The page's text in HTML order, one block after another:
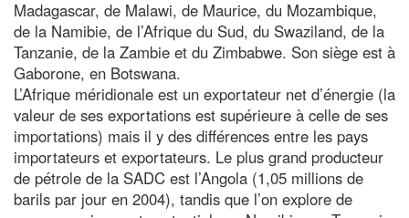
Madagascar, de Malawi, de Maurice, du Mozambique,
de la Namibie, de l’Afrique du Sud, du Swaziland, de la
Tanzanie, de la Zambie et du Zimbabwe. Son siège est à
Gaborone, en Botswana.
L’Afrique méridionale est un exportateur net d’énergie (la
valeur de ses exportations est supérieure à celle de ses
importations) mais il y des différences entre les pays
importateurs et exportateurs. Le plus grand producteur
de pétrole de la SADC est l’Angola (1,05 millions de
barils par jour en 2004), tandis que l’on explore de